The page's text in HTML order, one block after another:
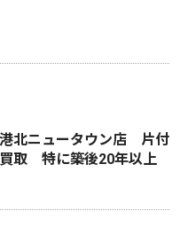
北ニュータウン店 片付
取 特に築後20年以上